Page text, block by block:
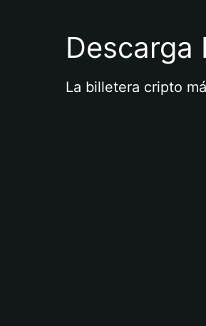
Descarga
La billetera cripto